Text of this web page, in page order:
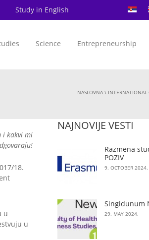
Study in English
Science Entrepreneurship
NASLOVNA \ INTERNATIONAL
i kakvi mi
18.
u
u
NAJNOVIJE VESTI
Razmena
POZIV
9. OCTOBER 2024.
Singidunum
29. MAY 2024.